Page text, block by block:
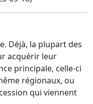
Déjà, la plupart des
acquérir leur
principale, celle-ci
régionaux, ou
qui viennent